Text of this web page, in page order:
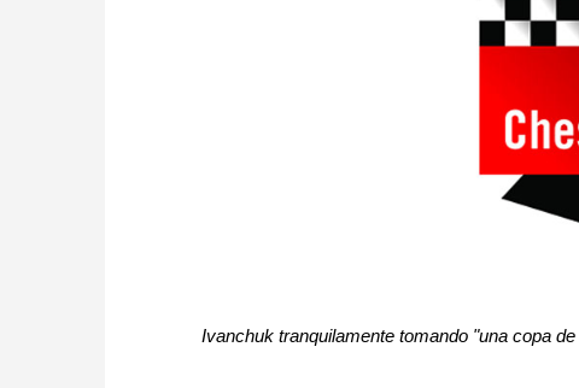
Ivanchuk tranquilamente tomando "una copa